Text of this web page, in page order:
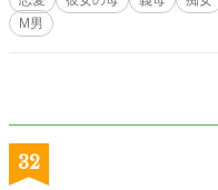
M男
32